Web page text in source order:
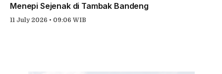
Menepi Sejenak di Tambak Bandeng
11 July 2026 • 09:06 WIB